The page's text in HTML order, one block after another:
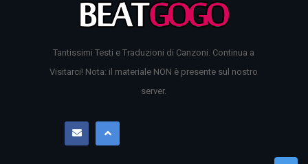
Tantissimi Testi e Traduzioni di Canzoni. Continua a
Visitarci! Nota: il materiale NON è presente sul nostro
server.